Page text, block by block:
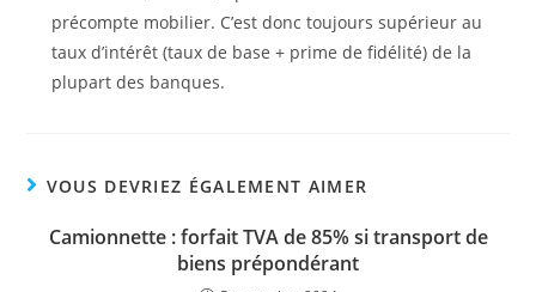
précompte mobilier. C’est donc toujours supérieur au
taux d’intérêt (taux de base + prime de fidélité) de la
plupart des banques.
VOUS DEVRIEZ ÉGALEMENT AIMER
Camionnette : forfait TVA de 85% si transport de
biens prépondérant